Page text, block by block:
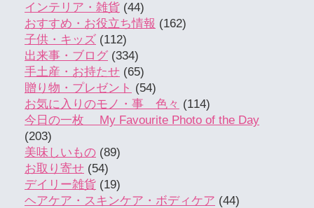
インテリア・雑貨 (44)
おすすめ・お役立ち情報 (162)
子供・キッズ (112)
出来事・ブログ (334)
手土産・お持たせ (65)
贈り物・プレゼント (54)
お気に入りのモノ・事 色々 (114)
今日の一枚 My Favourite Photo of the Day
(203)
美味しいもの (89)
お取り寄せ (54)
デイリー雑貨 (19)
ヘアケア・スキンケア・ボディケア (44)